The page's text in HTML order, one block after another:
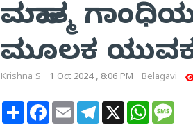
ಮಹಾತ್ಮ
ಮೂಲಕ
Krishna S 1 Oct 2024 , 8:06 PM Belagavi
ShareFacebook
Email Telegram
X WhatsApp